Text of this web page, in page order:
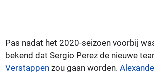
Pas nadat het 2020-seizoen voorbij
bekend dat Sergio Perez de nieuwe
Verstappen zou gaan worden.